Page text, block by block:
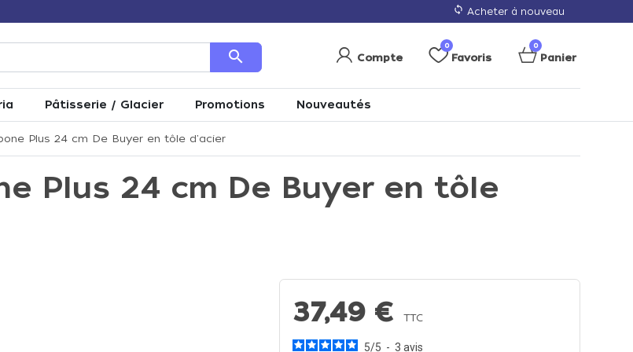
loop Acheter à nouveau
search Compte
0
Favoris
0
Panier
Pâtisserie / Glacier Promotions Nouveautés
Plus 24 cm De Buyer en tôle d'acier
Plus 24 cm De Buyer en tôle
37,49 € TTC
5/5 - 3 avis